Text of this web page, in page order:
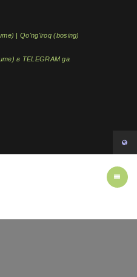
| Qo'ng'iroq (bosing)
в TELEGRAM ga